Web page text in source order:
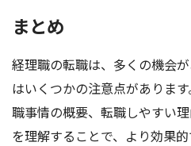
まとめ
経理職の転職は、多くの機会
はいくつかの注意点がありま
職事情の概要、転職しやすい
を理解することで、より効果